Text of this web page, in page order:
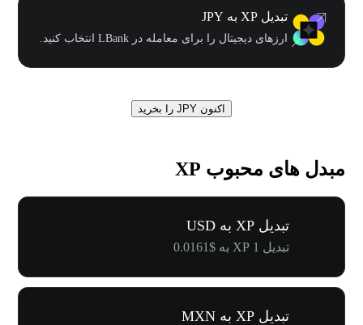
تبدیل XP به JPY
ارزهای دیجیتال را برای معامله در LBank انتخاب کنید.
اکنون JPY را بخرید
مبدل های محبوب XP
تبدیل XP به USD
تبدیل 1 XP به $0.0161
تبدیل XP به MXN